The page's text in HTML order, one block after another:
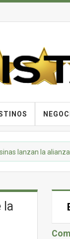
la alianza
la